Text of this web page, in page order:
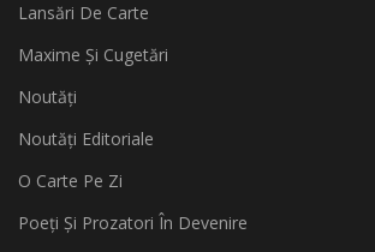
Lansări De Carte
Maxime Și Cugetări
Noutăți
Noutăți Editoriale
O Carte Pe Zi
Poeți Și Prozatori În Devenire